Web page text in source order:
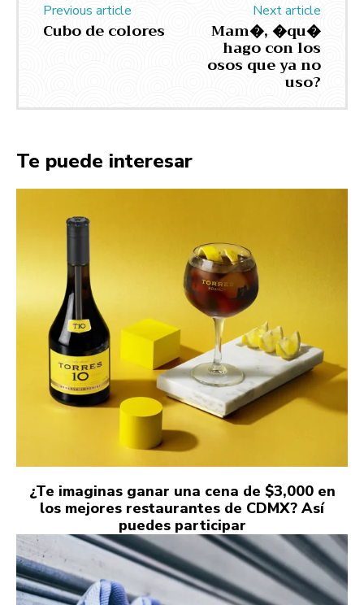
Previous article
Cubo de colores
Next article
Mam�, �qu�
hago con los
osos que ya no
uso?
Te puede interesar
¿Te imaginas ganar una cena de $3,000 en
los mejores restaurantes de CDMX? Así
puedes participar